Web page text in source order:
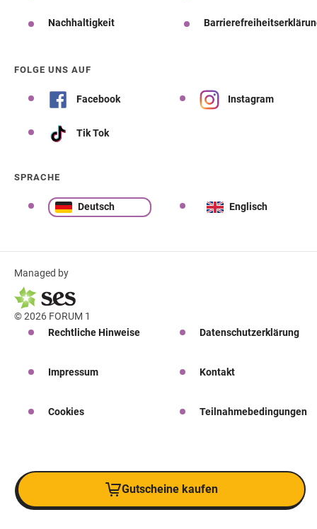
Nachhaltigkeit
FOLGE UNS AUF
Facebook Instagram
Tik Tok
SPRACHE
Deutsch Englisch
Managed by
© 2026 FORUM 1
Rechtliche Hinweise
Datenschutzerklärung
Impressum Kontakt
Cookies Teilnahmebedingungen
Gutscheine kaufen